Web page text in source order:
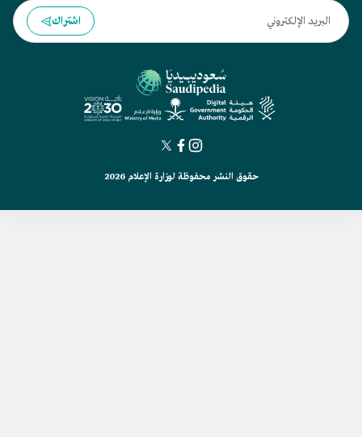
اشتراك
حقوق النشر محفوظة لوزارة الإعلام 2026